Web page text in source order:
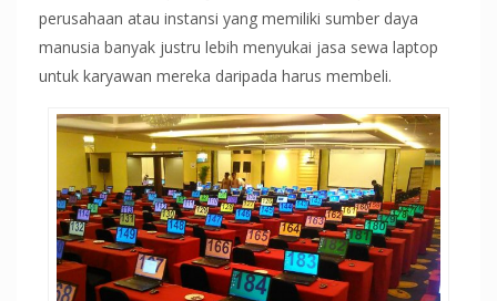
perusahaan atau instansi yang memiliki sumber daya
manusia banyak justru lebih menyukai jasa sewa laptop
untuk karyawan mereka daripada harus membeli.